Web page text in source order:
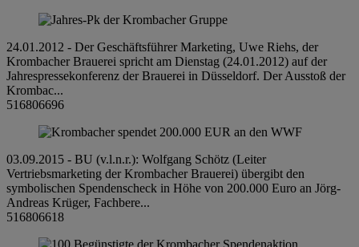
24.01.2012 - Der Geschäftsführer Marketing, Uwe Riehs, der
Krombacher Brauerei spricht am Dienstag (24.01.2012) auf der
Jahrespressekonferenz der Brauerei in Düsseldorf. Der Ausstoß der
Krombac...
516806696
03.09.2015 - BU (v.l.n.r.): Wolfgang Schötz (Leiter
Vertriebsmarketing der Krombacher Brauerei) übergibt den
symbolischen Spendenscheck in Höhe von 200.000 Euro an Jörg-
Andreas Krüger, Fachbere...
516806618